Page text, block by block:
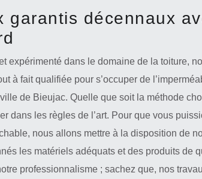
garantis décennaux
expérimenté dans le domaine de la toiture,
à fait qualifiée pour s’occuper de
de Bieujac. Quelle que soit la méthode
dans les règles de l’art. Pour que vous
nous allons mettre à la disposition de
les matériels adéquats et des produits de
professionnalisme ; sachez que, nos